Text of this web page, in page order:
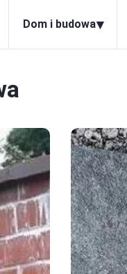
Dom i budowa▾